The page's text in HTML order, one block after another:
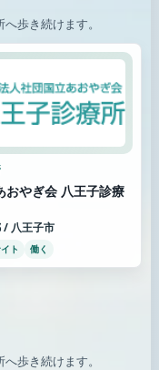
歩き続けます。
おやぎ会 八王子診療
/ 八王子市
ト 働く
歩き続けます。